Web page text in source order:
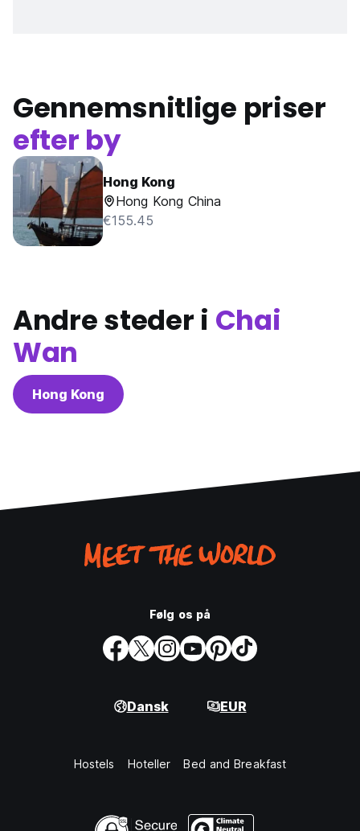
Gennemsnitlige priser
efter by
Hong Kong
Hong Kong China
€155.45
Andre steder i Chai
Wan
Hong Kong
Følg os på
Dansk EUR
Hostels Hoteller Bed and Breakfast